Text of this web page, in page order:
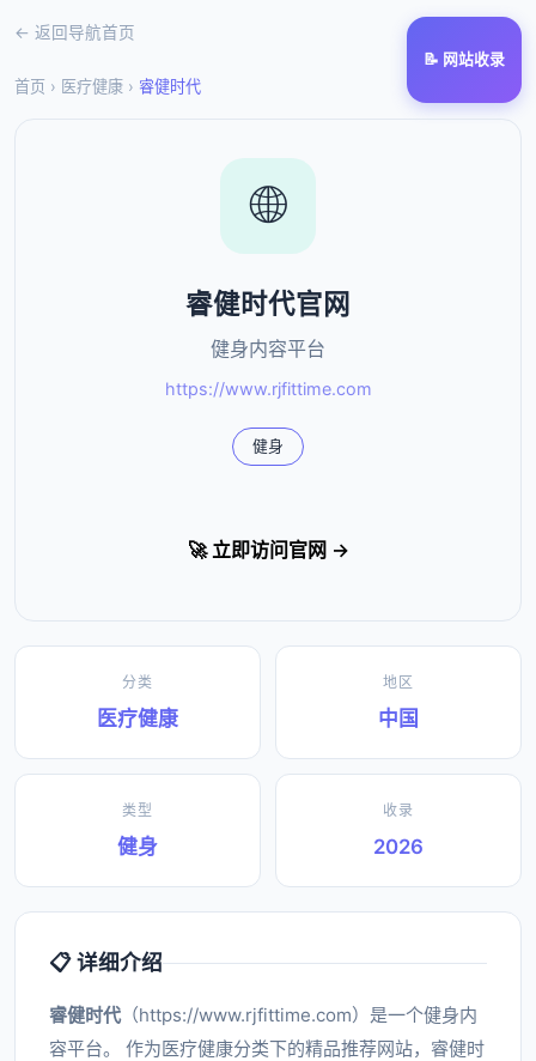
📝 网站收录
← 返回导航首页
首页 › 医疗健康 › 睿健时代
🌐
睿健时代官网
健身内容平台
https://www.rjfittime.com
健身
🚀 立即访问官网 →
分类
医疗健康
地区
中国
类型
健身
收录
2026
📋 详细介绍
睿健时代（https://www.rjfittime.com）是一个健身内
容平台。 作为医疗健康分类下的精品推荐网站，睿健时